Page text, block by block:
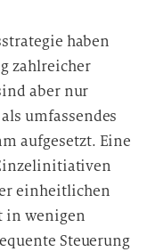
haben
zahlreicher
aber nur
umfassendes
aufgesetzt. Eine
einheitlichen
in wenigen
Steuerung